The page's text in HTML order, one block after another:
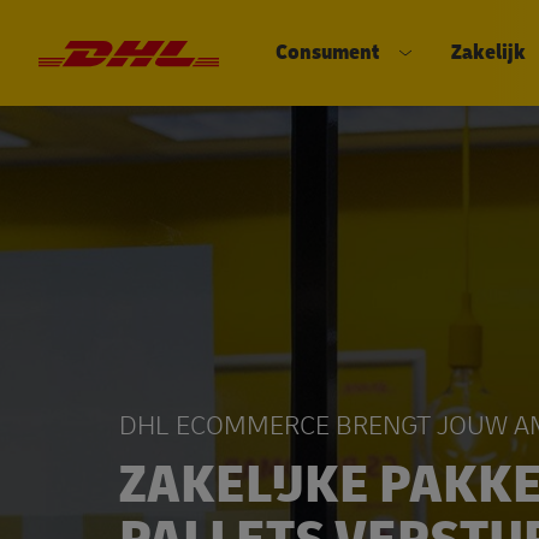
DHL eCommerce, ga naar de
Consument
Zakelijk
ZAKELIJKE
DHL ECOMMERCE BRENGT JOUW